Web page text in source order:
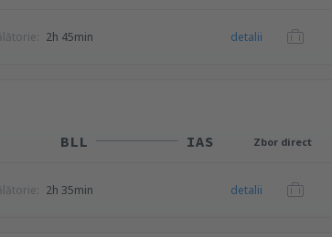
2h 45min detalii
BLL IAS Zbor direct
2h 35min detalii